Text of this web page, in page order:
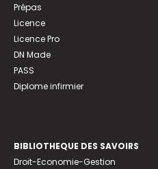
Prépas
Licence
Licence Pro
DN Made
PASS
Diplome infirmier
BIBLIOTHEQUE DES SAVOIRS
Droit-Economie-Gestion